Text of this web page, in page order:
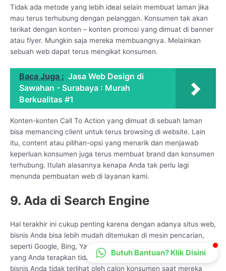
Tidak ada metode yang lebih ideal selain membuat laman jika
mau terus terhubung dengan pelanggan. Konsumen tak akan
terikat dengan konten – konten promosi yang dimuat di banner
atau flyer. Mungkin saja mereka membuangnya. Melainkan
sebuah web dapat terus mengikat konsumen.
Baca Juga : Jasa Web Design di
Sawahan - Surabaya : Murah
Berkualitas #1
Konten-konten Call To Action yang dimuat di sebuah laman
bisa memancing client untuk terus browsing di website. Lain
itu, content atau pilihan-opsi yang menarik dan menjawab
keperluan konsumen juga terus membuat brand dan konsumen
terhubung. Itulah alasannya kenapa Anda tak perlu lagi
menunda pembuatan web di layanan kami.
9. Ada di Search Engine
Hal terakhir ini cukup penting karena dengan adanya situs web,
bisnis Anda bisa lebih mudah ditemukan di mesin pencarian,
seperti Google, Bing, Yandex, dan lainnya. Sebab, pemasaran
yang Anda terapkan tidak akan membawa hasil apapun jika
bisnis Anda tidak terlihat oleh calon konsumen saat mereka
CS Lenteraweb
Online
Butuh Bantuan? Klik Disini